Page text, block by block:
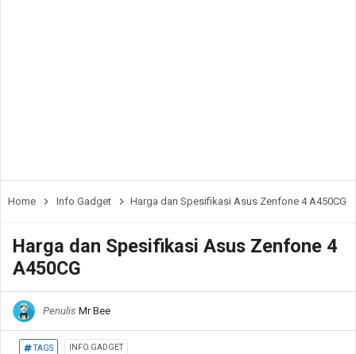
Home Info Gadget Harga dan Spesifikasi Asus Zenfone 4 A450CG
Harga dan Spesifikasi Asus Zenfone 4
A450CG
Penulis Mr Bee
TAGS INFO GADGET